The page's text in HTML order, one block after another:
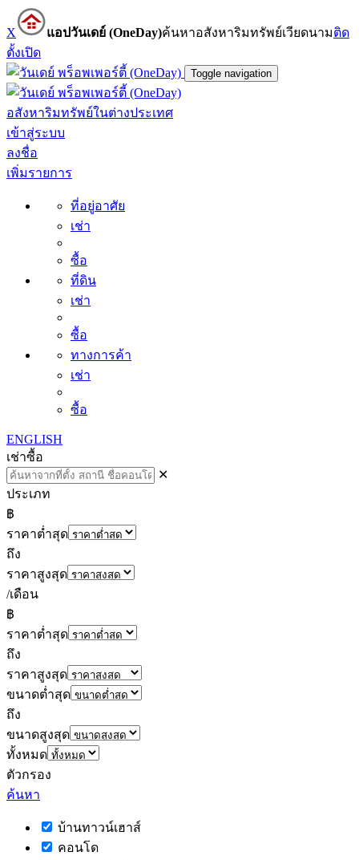
X แอปวันเดย์ (OneDay)ค้นหาอสังหาริมทรัพย์เวียดนามติด
ตั้งเปิด
Toggle navigation
อสังหาริมทรัพย์ในต่างประเทศ
เข้าสู่ระบบ
ลงชื่อ
เพิ่มรายการ
ที่อยู่อาศัย
เช่า
ซื้อ
ที่ดิน
เช่า
ซื้อ
ทางการค้า
เช่า
ซื้อ
ENGLISH
เช่าซื้อ
✕
ประเภท
฿
ราคาต่ำสุด
ถึง
ราคาสูงสุด
/เดือน
฿
ราคาต่ำสุด
ถึง
ราคาสูงสุด
ขนาดต่ำสุด
ถึง
ขนาดสูงสุด
ทั้งหมด
ตัวกรอง
ค้นหา
บ้านทาวน์เฮาส์
คอนโด